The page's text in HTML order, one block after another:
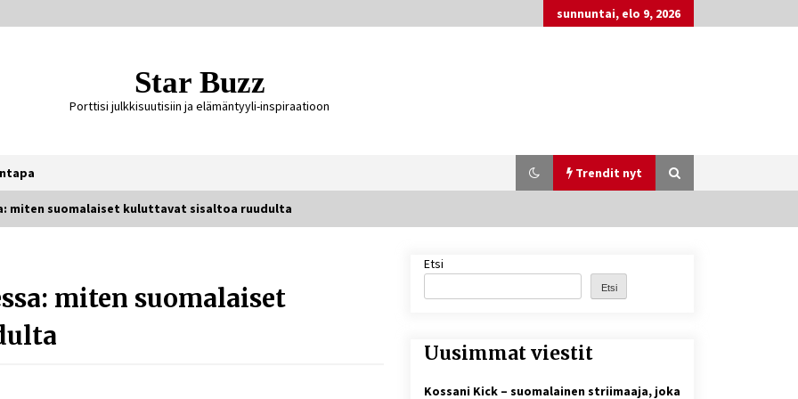
sunnuntai, elo 9, 2026
Star Buzz
Porttisi julkkisuutisiin ja elämäntyyli-inspiraatioon
Trendit nyt
6 päivää sitten
Matti Koivisto toimittaja ikä – mitä
Ylen politiikan toimittajasta
tiedetään?
Näin pikakasinot nopeuttavat
maksuteknologian avulla
miten suomalaiset kuluttavat sisaltoa ruudulta
miten suomalaiset
Etsi
Etsi
Uusimmat viestit
Kossani Kick – suomalainen striimaaja, joka